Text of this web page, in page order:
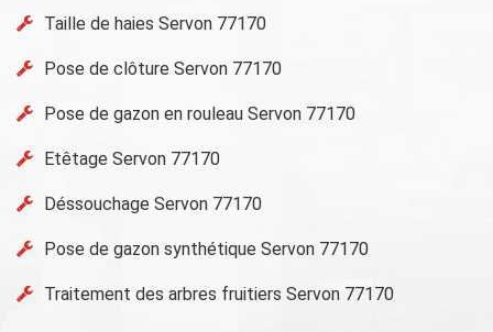
Taille de haies Servon 77170
Pose de clôture Servon 77170
Pose de gazon en rouleau Servon 77170
Etêtage Servon 77170
Déssouchage Servon 77170
Pose de gazon synthétique Servon 77170
Traitement des arbres fruitiers Servon 77170